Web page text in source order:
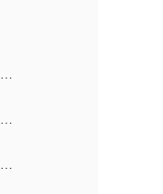
北京市基督教朝阳堂爱国主义教育学习访问团一行来访
中国基督教三自爱国运动委员会2026年度公开招聘工作人员面试公告
中国基督教三自爱国运动委员会2026年度公开招聘应届高校毕业生面试公告